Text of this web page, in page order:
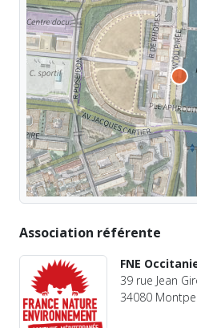
Association référente
FNE
39 rue Jean
34080